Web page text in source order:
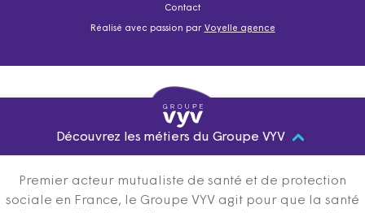
Contact
Réalisé avec passion par Voyelle agence
Découvrez les métiers du Groupe VYV
Premier acteur mutualiste de santé et de protection
sociale en France, le Groupe VYV agit pour que la santé